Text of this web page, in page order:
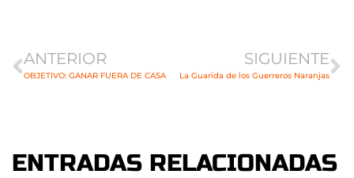
ANTERIOR
OBJETIVO: GANAR FUERA DE CASA
SIGUIENTE
La Guarida de los Guerreros Naranjas
ENTRADAS RELACIONADAS